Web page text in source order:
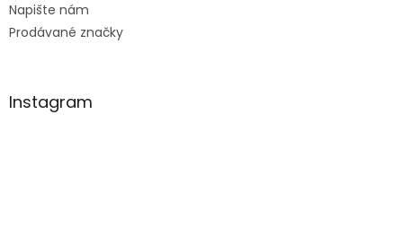
Napište nám
Prodávané značky
Instagram